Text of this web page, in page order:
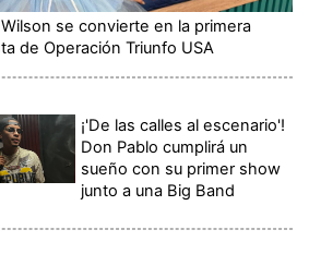
se convierte en la primera
de Operación Triunfo USA
¡'De las calles al escenario'!
Don Pablo cumplirá un
sueño con su primer show
junto a una Big Band